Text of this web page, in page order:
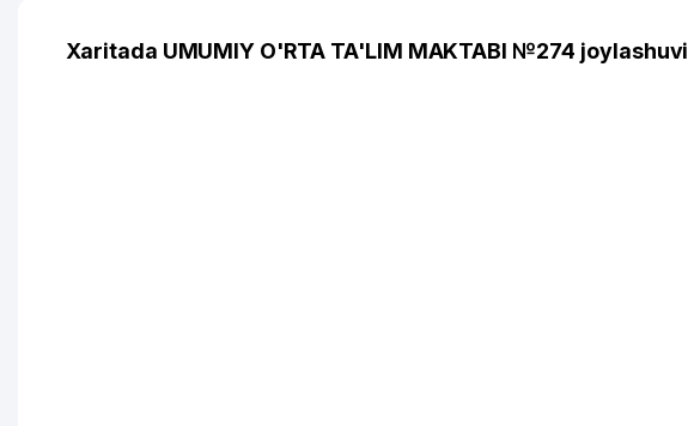
Xaritada UMUMIY O'RTA TA'LIM MAKTABI №274 joylashuvi